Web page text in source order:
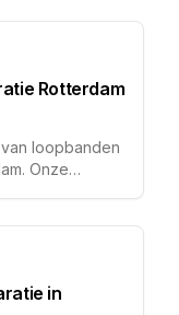
Rotterdam
loopbanden
Onze
in